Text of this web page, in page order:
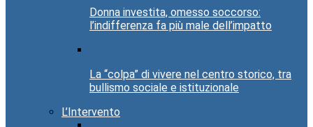
Donna investita, omesso soccorso:
l’indifferenza fa più male dell’impatto
La “colpa” di vivere nel centro storico, tra
bullismo sociale e istituzionale
L’Intervento